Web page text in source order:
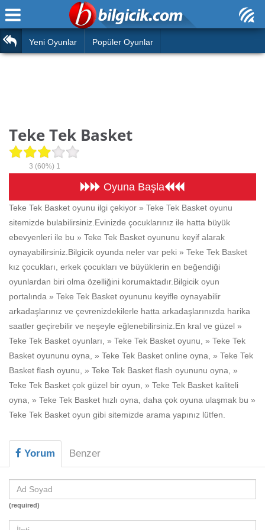
Araba
Futbol
Çocuk
Silah
Basketbol
Beceri
Komik
Macera
Mario
Spor
Ana Sayfa
Hızlı Okuma Testi
Hesaplamalar
Oyun
Eğitim Haberleri
Yeni Oyunlar Popüler Oyunlar
Teke Tek Basket
3 (60%) 1
Oyuna Başla
Teke Tek Basket oyunu ilgi çekiyor » Teke Tek Basket oyunu
sitemizde bulabilirsiniz.Evinizde çocuklarınız ile hatta büyük
ebevyenleri ile bu » Teke Tek Basket oyununu keyif alarak
oynayabilirsiniz.Bilgicik oyunda neler var peki » Teke Tek Basket
kız çocukları, erkek çocukları ve büyüklerin en beğendiği
oyunlardan biri olma özelliğini korumaktadır.Bilgicik oyun
portalında » Teke Tek Basket oyununu keyifle oynayabilir
arkadaşlarınız ve çevrenizdekilerle hatta arkadaşlarınızda harika
saatler geçirebilir ve neşeyle eğlenebilirsiniz.En kral ve güzel »
Teke Tek Basket oyunları, » Teke Tek Basket oyunu, » Teke Tek
Basket oyununu oyna, » Teke Tek Basket online oyna, » Teke Tek
Basket flash oyunu, » Teke Tek Basket flash oyununu oyna, »
Teke Tek Basket çok güzel bir oyun, » Teke Tek Basket kaliteli
oyna, » Teke Tek Basket hızlı oyna, daha çok oyuna ulaşmak bu »
Teke Tek Basket oyun gibi sitemizde arama yapınız lütfen.
Yorum Benzer
(required)